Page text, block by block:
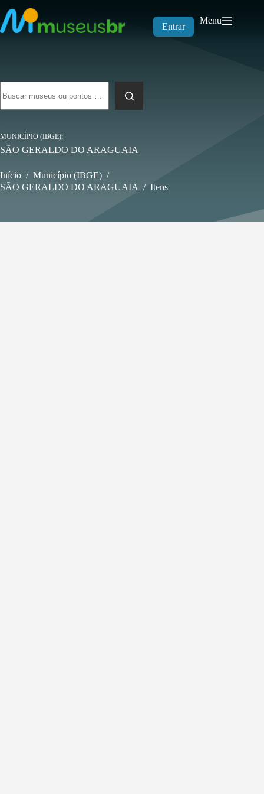
para
o
conteúdo
Entrar
Menu
resultados
MUNICÍPIO (IBGE)
SÃO GERALDO DO ARAGUAIA
Início / Município (IBGE) /
SÃO GERALDO DO ARAGUAIA / Itens